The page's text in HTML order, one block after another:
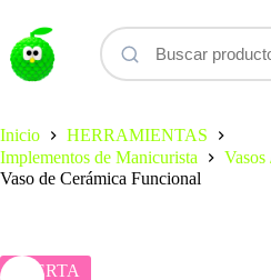
contenido
Inicio
HERRAMIENTAS
Implementos de Manicurista
Vasos
Vaso de Cerámica Funcional
OFERTA